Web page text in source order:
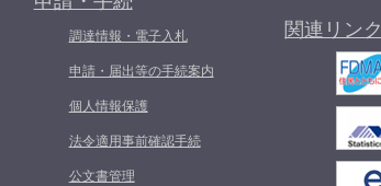
調達情報・電子入札
申請・届出等の手続案内
個人情報保護
法令適用事前確認手続
公文書管理
関連リンク